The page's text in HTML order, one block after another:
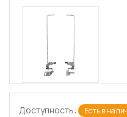
Доступность: Есть в